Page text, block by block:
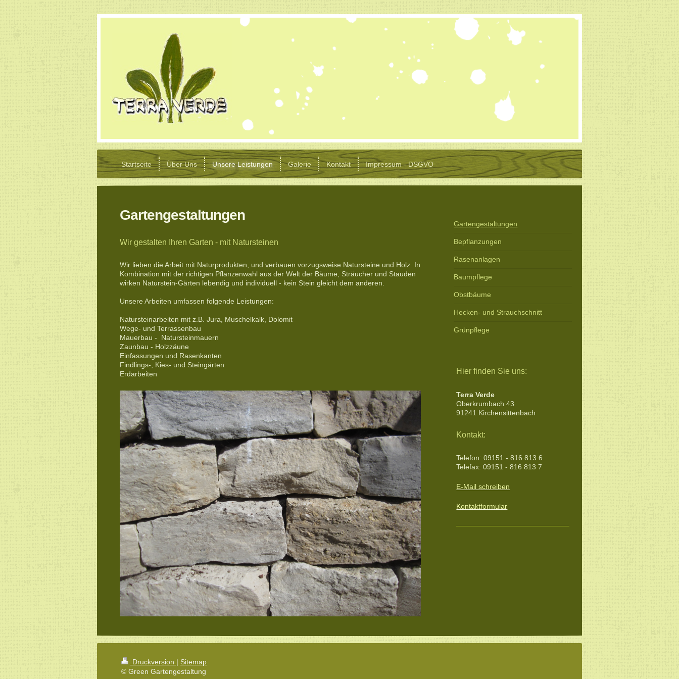
Startseite Über Uns Unsere Leistungen Galerie Kontakt Impressum - DSGVO
Gartengestaltungen
Wir gestalten Ihren Garten - mit Natursteinen
Wir lieben die Arbeit mit Naturprodukten, und verbauen vorzugsweise Natursteine und Holz. In
Kombination mit der richtigen Pflanzenwahl aus der Welt der Bäume, Sträucher und Stauden
wirken Naturstein-Gärten lebendig und individuell - kein Stein gleicht dem anderen.
Unsere Arbeiten umfassen folgende Leistungen:
Natursteinarbeiten mit z.B. Jura, Muschelkalk, Dolomit
Wege- und Terrassenbau
Mauerbau - Natursteinmauern
Zaunbau - Holzzäune
Einfassungen und Rasenkanten
Findlings-, Kies- und Steingärten
Erdarbeiten
Gartengestaltungen
Bepflanzungen
Rasenanlagen
Baumpflege
Obstbäume
Hecken- und Strauchschnitt
Grünpflege
Hier finden Sie uns:
Terra Verde
Oberkrumbach 43
91241 Kirchensittenbach
Kontakt:
Telefon: 09151 - 816 813 6
Telefax: 09151 - 816 813 7
E-Mail schreiben
Kontaktformular
Druckversion | Sitemap
© Green Gartengestaltung